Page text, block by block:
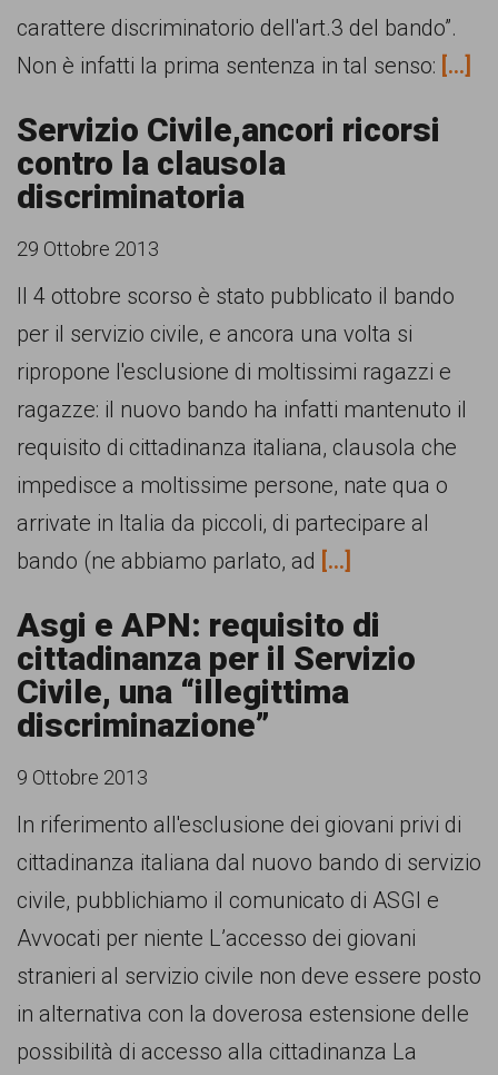
carattere discriminatorio dell'art.3 del bando”.
Non è infatti la prima sentenza in tal senso: [...]
Servizio Civile,ancori ricorsi
contro la clausola
discriminatoria
29 Ottobre 2013
Il 4 ottobre scorso è stato pubblicato il bando
per il servizio civile, e ancora una volta si
ripropone l'esclusione di moltissimi ragazzi e
ragazze: il nuovo bando ha infatti mantenuto il
requisito di cittadinanza italiana, clausola che
impedisce a moltissime persone, nate qua o
arrivate in Italia da piccoli, di partecipare al
bando (ne abbiamo parlato, ad [...]
Asgi e APN: requisito di
cittadinanza per il Servizio
Civile, una “illegittima
discriminazione”
9 Ottobre 2013
In riferimento all'esclusione dei giovani privi di
cittadinanza italiana dal nuovo bando di servizio
civile, pubblichiamo il comunicato di ASGI e
Avvocati per niente L’accesso dei giovani
stranieri al servizio civile non deve essere posto
in alternativa con la doverosa estensione delle
possibilità di accesso alla cittadinanza La